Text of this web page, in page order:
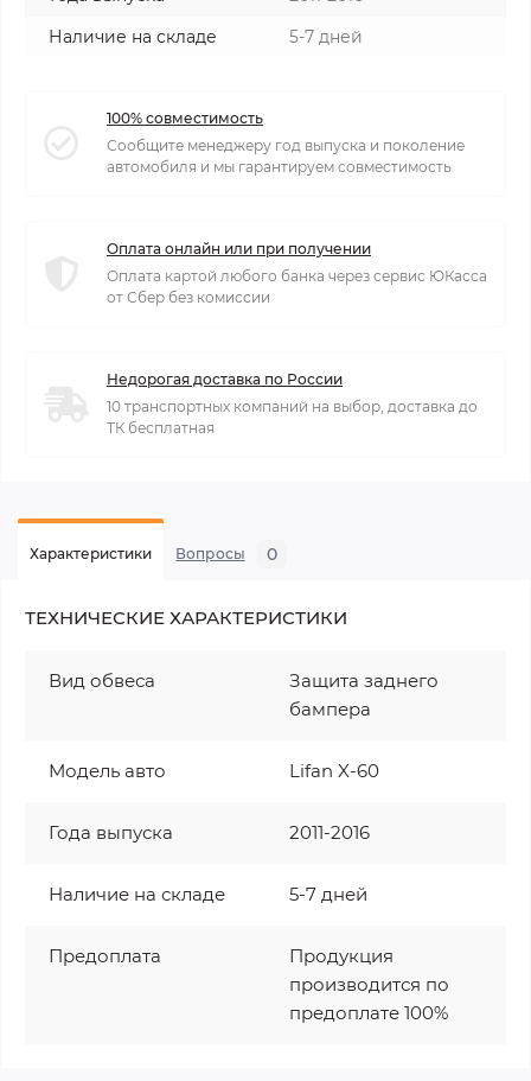
Наличие на складе
5-7 дней
100% совместимость
Сообщите менеджеру год выпуска и поколение
автомобиля и мы гарантируем совместимость
Оплата онлайн или при получении
Оплата картой любого банка через сервис ЮКасса
от Сбер без комиссии
Недорогая доставка по России
10 транспортных компаний на выбор, доставка до
ТК бесплатная
Характеристики Вопросы 0
ТЕХНИЧЕСКИЕ ХАРАКТЕРИСТИКИ
Вид обвеса
Защита заднего
бампера
Модель авто Lifan X-60
Года выпуска 2011-2016
Наличие на складе 5-7 дней
Предоплата
Продукция
производится по
предоплате 100%